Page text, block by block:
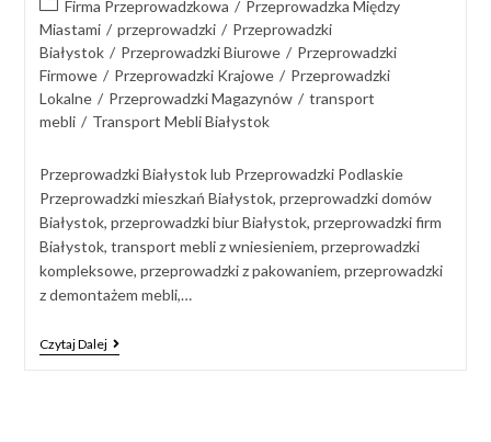
Firma Przeprowadzkowa / Przeprowadzka Między
Miastami / przeprowadzki / Przeprowadzki
Białystok / Przeprowadzki Biurowe / Przeprowadzki
Firmowe / Przeprowadzki Krajowe / Przeprowadzki
Lokalne / Przeprowadzki Magazynów / transport
mebli / Transport Mebli Białystok
Przeprowadzki Białystok lub Przeprowadzki Podlaskie
Przeprowadzki mieszkań Białystok, przeprowadzki domów
Białystok, przeprowadzki biur Białystok, przeprowadzki firm
Białystok, transport mebli z wniesieniem, przeprowadzki
kompleksowe, przeprowadzki z pakowaniem, przeprowadzki
z demontażem mebli,…
Czytaj Dalej